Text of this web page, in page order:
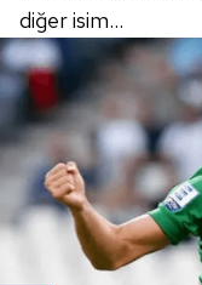
diğer isim...